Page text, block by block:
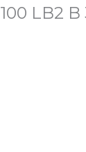
LB2 B